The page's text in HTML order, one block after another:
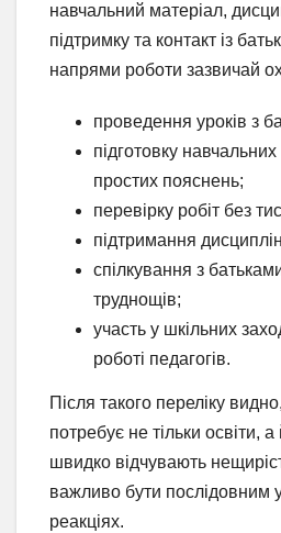
навчальний матеріал,
підтримку та контакт із
напрями роботи зазвичай
проведення уроків з
підготовку навчальних
простих пояснень;
перевірку робіт без
підтримання
спілкування з
труднощів;
участь у шкільних
роботі педагогів.
Після такого переліку
потребує не тільки освіти,
швидко відчувають
важливо бути послідовним
реакціях.